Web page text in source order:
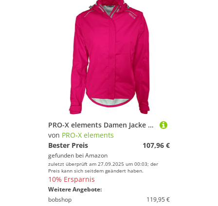
PRO-X elements Damen Jacke Layla, Jazzy, 42, 6650
von PRO-X elements
Bester Preis
107,96 €
gefunden bei Amazon
zuletzt überprüft am 27.09.2025 um 00:03; der
Preis kann sich seitdem geändert haben.
10% Ersparnis
Weitere Angebote:
bobshop
119,95 €